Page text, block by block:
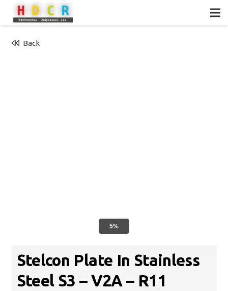
Back
5%
Stelcon Plate In Stainless
Steel S3 – V2A – R11